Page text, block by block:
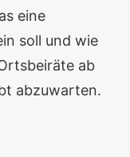
eine
soll und wie
ab
abzuwarten.